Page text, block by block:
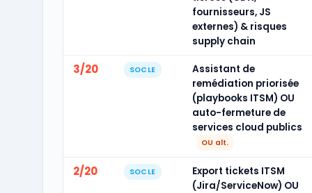
fournisseurs, JS
externes) & risques
supply chain
3/20 SOCLE
Assistant de
remédiation priorisée
(playbooks ITSM) OU
auto-fermeture de
services cloud publics
OU alt.
2/20 SOCLE
Export tickets ITSM
(Jira/ServiceNow) OU